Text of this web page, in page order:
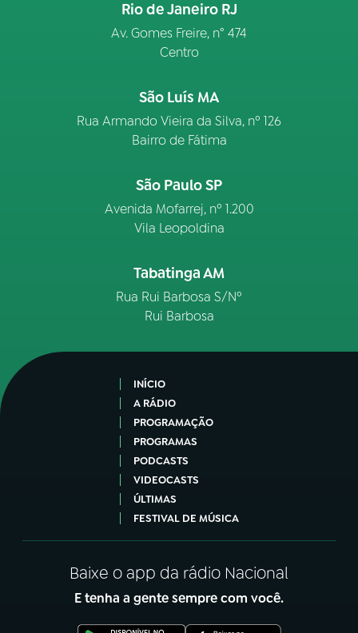
Rio de Janeiro RJ
Av. Gomes Freire, n° 474
Centro
São Luís MA
Rua Armando Vieira da Silva, nº 126
Bairro de Fátima
São Paulo SP
Avenida Mofarrej, nº 1.200
Vila Leopoldina
Tabatinga AM
Rua Rui Barbosa S/Nº
Rui Barbosa
INÍCIO
A RÁDIO
PROGRAMAÇÃO
PROGRAMAS
PODCASTS
VIDEOCASTS
ÚLTIMAS
FESTIVAL DE MÚSICA
Baixe o app da rádio Nacional
E tenha a gente sempre com você.